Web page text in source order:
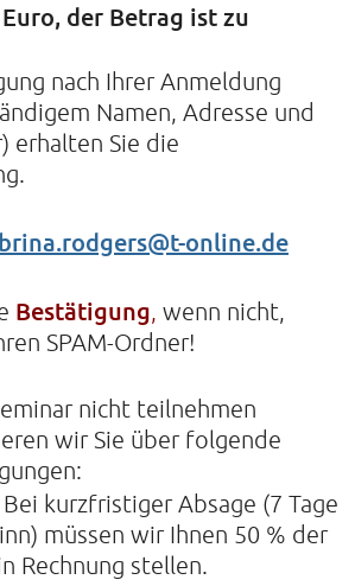
der Betrag ist zu
nach Ihrer Anmeldung
Namen, Adresse und
erhalten Sie die
online.de
Bestätigung, wenn nicht,
SPAM-Ordner!
nicht teilnehmen
wir Sie über folgende
Bei kurzfristiger Absage (7 Tage
müssen wir Ihnen 50 % der
Rechnung stellen.